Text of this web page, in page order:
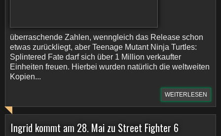
überraschende Zahlen, wenngleich das Release schon
etwas zurückliegt, aber Teenage Mutant Ninja Turtles:
Splintered Fate darf sich über 1 Million verkaufter
Einheiten freuen. Hierbei wurden natürlich die weltweiten
Kopien...
WEITERLESEN
Ingrid kommt am 28. Mai zu Street Fighter 6